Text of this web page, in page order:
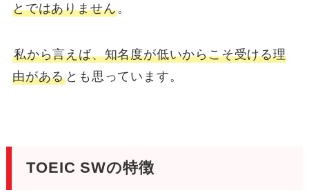
とではありません。
私から言えば、知名度が低いからこそ受ける理
由がある とも思っています。
TOEIC SWの特徴